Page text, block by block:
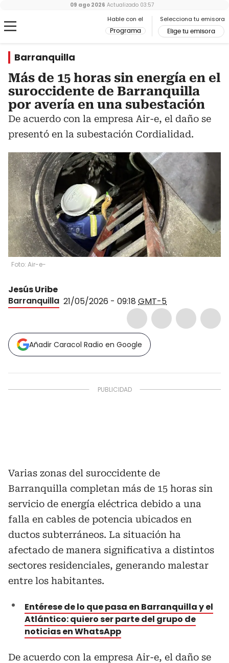
Hable con el
Programa
Selecciona tu emisora
Elige tu emisora
09 ago 2026 Actualizado 03:57
Barranquilla
Más de 15 horas sin energía en el
suroccidente de Barranquilla
por avería en una subestación
De acuerdo con la empresa Air-e, el daño se
presentó en la subestación Cordialidad.
Foto: Air-e-
Jesús Uribe
Barranquilla 21/05/2026 - 09:18 GMT-5
Añadir Caracol Radio en Google
Varias zonas del suroccidente de
Barranquilla completan más de 15 horas sin
servicio de energía eléctrica debido a una
falla en cables de potencia ubicados en
ductos subterráneos. La situación ha
afectado de manera significativa a distintos
sectores residenciales, generando malestar
entre los habitantes.
Entérese de lo que pasa en Barranquilla y el
Atlántico: quiero ser parte del grupo de
noticias en WhatsApp
De acuerdo con la empresa Air-e, el daño se